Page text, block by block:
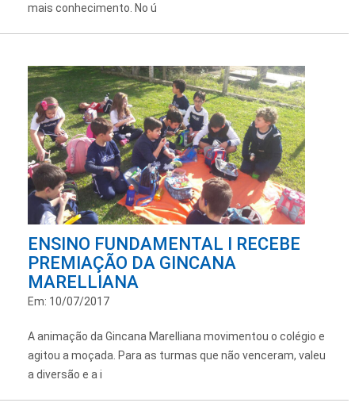
mais conhecimento. No ú
ENSINO FUNDAMENTAL I RECEBE
PREMIAÇÃO DA GINCANA
MARELLIANA
Em: 10/07/2017
A animação da Gincana Marelliana movimentou o colégio e
agitou a moçada. Para as turmas que não venceram, valeu
a diversão e a i